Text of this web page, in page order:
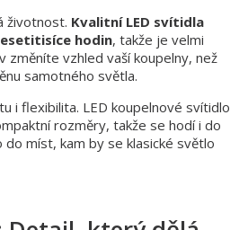
životnost. Kvalitní LED svítidla
hodin, takže je velmi
změníte vzhled vaší koupelny, než
samotného světla.
i flexibilita. LED koupelnové svítidlo
rozměry, takže se hodí i do
do míst, kam by se klasické světlo